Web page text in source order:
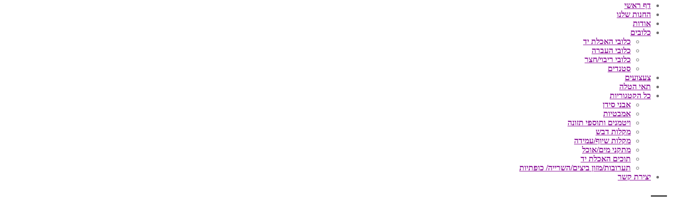
דף ראשי
החנות שלנו
אודות
כלובים
כלובי האכלת יד
כלובי העברה
כלובי ריבוי/חצר
סטנדים
צעצועים
תאי הטלה
כל הקטגוריות
אבני סידן
אמבטיות
ויטמנים ותוספי תזונה
מקלות דבש
מקלות שיוף/עמידה
מתקני מים/אוכל
תוכים האכלת יד
תערובות/מזון ביצים/השרייה/ כופתיות
יצירת קשר